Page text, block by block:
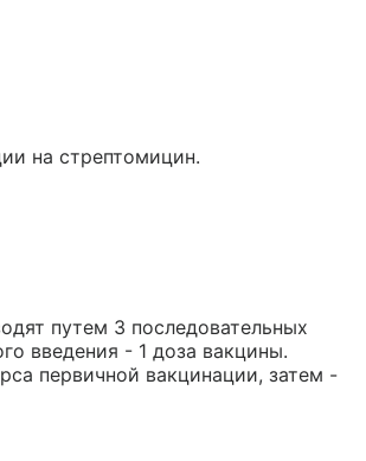
на стрептомицин.
путем 3 последовательных
введения - 1 доза вакцины.
первичной вакцинации, затем -